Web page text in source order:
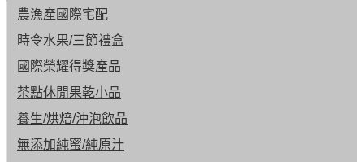
農漁產國際宅配
時令水果/三節禮盒
國際榮耀得獎產品
茶點休閒果乾小品
養生/烘焙/沖泡飲品
無添加純蜜/純原汁